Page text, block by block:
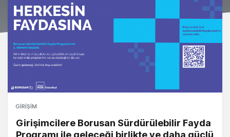
GIRIŞIM
Girişimcilere Borusan Sürdürülebilir Fayda
Programı ile geleceği birlikte ve daha güçlü